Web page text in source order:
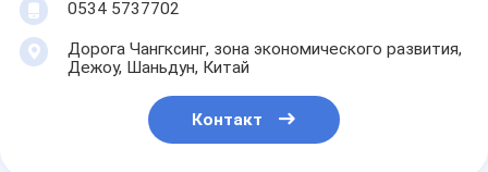
0534 5737702
Дорога Чангксинг, зона экономического развития,
Дежоу, Шаньдун, Китай
Контакт